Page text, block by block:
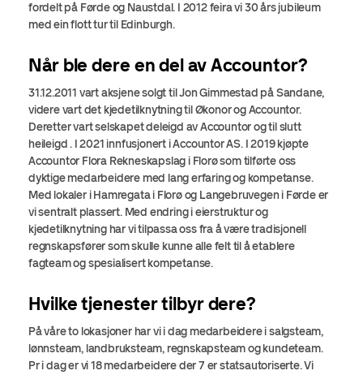
fordelt på Førde og Naustdal. I 2012 feira vi 30 års jubileum
med ein flott tur til Edinburgh.
Når ble dere en del av Accountor?
31.12.2011 vart aksjenesolgt til Jon Gimmestad på Sandane,
videre vart det kjedetilknytning til Økonor og Accountor.
Deretter vart selskapet deleigd av Accountor og til slutt
heileigd . I 2021 innfusjonert i Accountor AS. I 2019 kjøpte
Accountor Flora Rekneskapslag i Florø som tilførte oss
dyktige medarbeidere med lang erfaring og kompetanse.
Med lokaler i Hamregata i Florø og Langebruvegen i Førde er
vi sentralt plassert. Med endring i eierstruktur og
kjedetilknytning har vi tilpassa oss fra å være tradisjonell
regnskapsfører som skulle kunne alle felt til å etablere
fagteam og spesialisert kompetanse.
Hvilke tjenester tilbyr dere?
På våre to lokasjoner har vi i dag medarbeidere i salgsteam,
lønnsteam, landbruksteam, regnskapsteam og kundeteam.
Pr i dag er vi 18 medarbeidere der 7 er statsautoriserte. Vi